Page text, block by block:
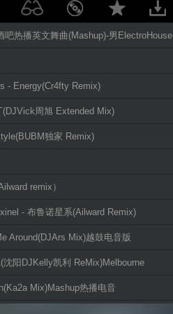
热播英文舞曲(Mashup)-男ElectroHouse
- Energy(Cr4fty Remix)
(DJVick周旭 Extended Mix)
独家 Remix)
remix）
- 布鲁诺星系(Ailward Remix)
Around(DJArs Mix)越鼓电音版
阳DJKelly凯利 ReMix)Melbourne
Mix)Mashup热播电音